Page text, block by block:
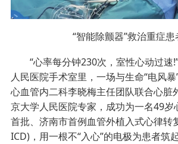
“智能除颤器”救治重症患
“心率每分钟230次，室性心动过速
人民医院手术室里，一场与生命“电风暴
心血管内二科李晓梅主任团队联合心脏
京大学人民医院专家，成功为一名49岁
首批、济南市首例血管外植入式心律转
ICD)，用一根不“入心”的电极为患者筑起